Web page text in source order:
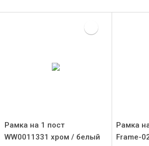
Рамка на 1 пост
WW0011331 хром / белый
Рамка
Frame-